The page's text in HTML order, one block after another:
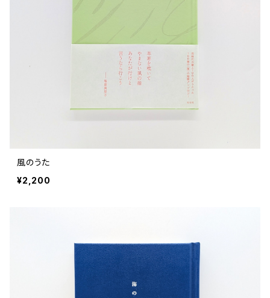
風のうた
¥2,200